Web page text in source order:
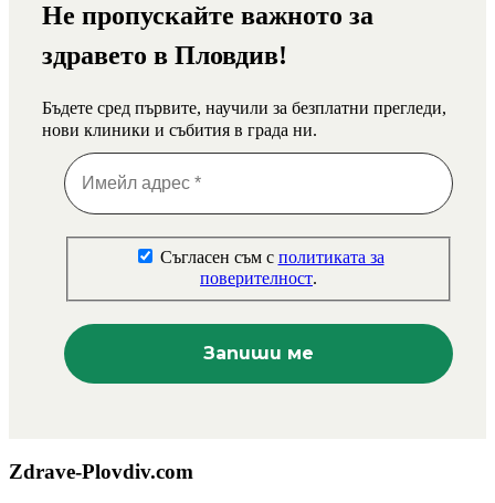
Не пропускайте важното за
здравето в Пловдив!
Бъдете сред първите, научили за безплатни прегледи,
нови клиники и събития в града ни.
Съгласен съм с политиката за
поверителност.
Zdrave-Plovdiv.com